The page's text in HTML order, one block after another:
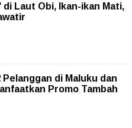
Laut Obi, Ikan-ikan Mati,
Pelanggan di Maluku dan
Promo Tambah